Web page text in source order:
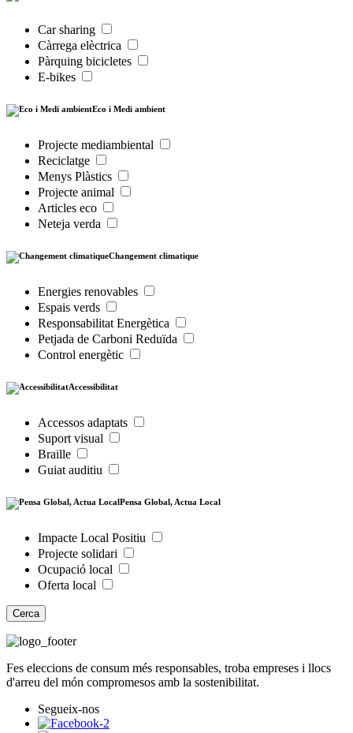
Car sharing
Càrrega elèctrica
Pàrquing bicicletes
E-bikes
Eco i Medi ambient
Projecte mediambiental
Reciclatge
Menys Plàstics
Projecte animal
Articles eco
Neteja verda
Changement climatique
Energies renovables
Espais verds
Responsabilitat Energètica
Petjada de Carboni Reduïda
Control energètic
Accessibilitat
Accessos adaptats
Suport visual
Braille
Guiat auditiu
Pensa Global, Actua Local
Impacte Local Positiu
Projecte solidari
Ocupació local
Oferta local
Cerca
Fes eleccions de consum més responsables, troba empreses i llocs
d'arreu del món compromesos amb la sostenibilitat.
Segueix-nos